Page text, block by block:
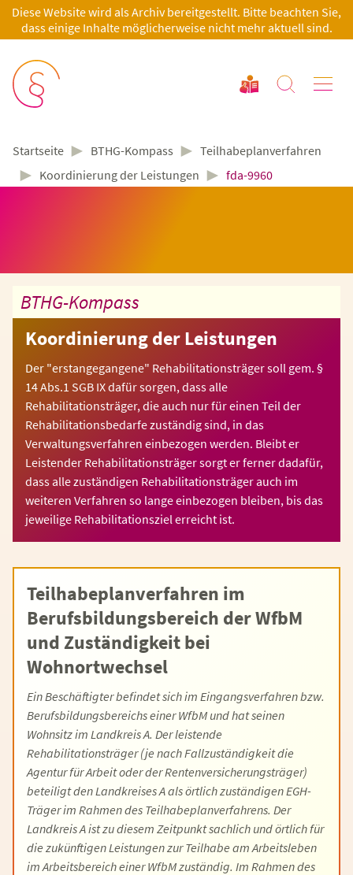
Diese Website wird als Archiv bereitgestellt. Bitte beachten Sie,
dass einige Inhalte möglicherweise nicht mehr aktuell sind.
Startseite ► BTHG-Kompass ► Teilhabeplanverfahren
► Koordinierung der Leistungen ► fda-9960
BTHG-Kompass
Koordinierung der Leistungen
Der "erstangegangene" Rehabilitationsträger soll gem. §
14 Abs.1 SGB IX dafür sorgen, dass alle
Rehabilitationsträger, die auch nur für einen Teil der
Rehabilitationsbedarfe zuständig sind, in das
Verwaltungsverfahren einbezogen werden. Bleibt er
Leistender Rehabilitationsträger sorgt er ferner dadafür,
dass alle zuständigen Rehabilitationsträger auch im
weiteren Verfahren so lange einbezogen bleiben, bis das
jeweilige Rehabilitationsziel erreicht ist.
Teilhabeplanverfahren im
Berufsbildungsbereich der WfbM
und Zuständigkeit bei
Wohnortwechsel
Ein Beschäftigter befindet sich im Eingangsverfahren bzw.
Berufsbildungsbereichs einer WfbM und hat seinen
Wohnsitz im Landkreis A. Der leistende
Rehabilitationsträger (je nach Fallzuständigkeit die
Agentur für Arbeit oder der Rentenversicherungsträger)
beteiligt den Landkreises A als örtlich zuständigen EGH-
Träger im Rahmen des Teilhabeplanverfahrens. Der
Landkreis A ist zu diesem Zeitpunkt sachlich und örtlich für
die zukünftigen Leistungen zur Teilhabe am Arbeitsleben
im Arbeitsbereich einer WfbM zuständig. Im Rahmen des